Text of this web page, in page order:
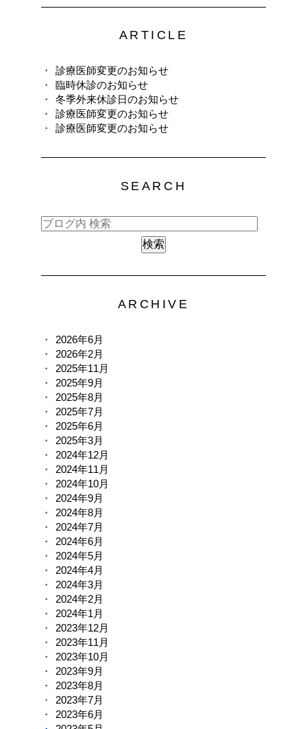
ARTICLE
診療医師変更のお知らせ
臨時休診のお知らせ
冬季外来休診日のお知らせ
診療医師変更のお知らせ
診療医師変更のお知らせ
SEARCH
ARCHIVE
2026年6月
2026年2月
2025年11月
2025年9月
2025年8月
2025年7月
2025年6月
2025年3月
2024年12月
2024年11月
2024年10月
2024年9月
2024年8月
2024年7月
2024年6月
2024年5月
2024年4月
2024年3月
2024年2月
2024年1月
2023年12月
2023年11月
2023年10月
2023年9月
2023年8月
2023年7月
2023年6月